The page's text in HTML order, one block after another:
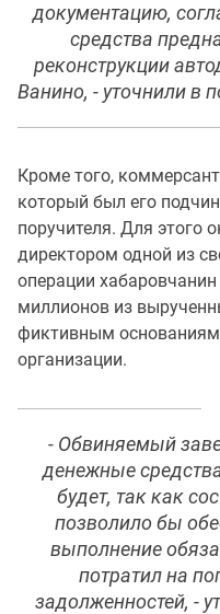
документацию,
средства
реконструкции
Ванино, - уточнили в
Кроме того,
который был его
поручителя. Для этого
директором одной из
операции
миллионов из
фиктивным основаниям
организации.
- Обвиняемый
денежные
будет, так как
позволило бы
выполнение
потратил на
задолженностей, -